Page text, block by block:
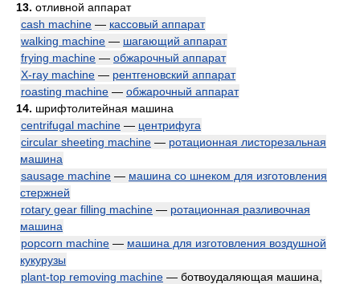
13. отливной аппарат
cash machine — кассовый аппарат
walking machine — шагающий аппарат
frying machine — обжарочный аппарат
X-ray machine — рентгеновский аппарат
roasting machine — обжарочный аппарат
14. шрифтолитейная машина
centrifugal machine — центрифуга
circular sheeting machine — ротационная листорезальная
машина
sausage machine — машина со шнеком для изготовления
стержней
rotary gear filling machine — ротационная разливочная
машина
popcorn machine — машина для изготовления воздушной
кукурузы
plant-top removing machine — ботвоудаляющая машина,